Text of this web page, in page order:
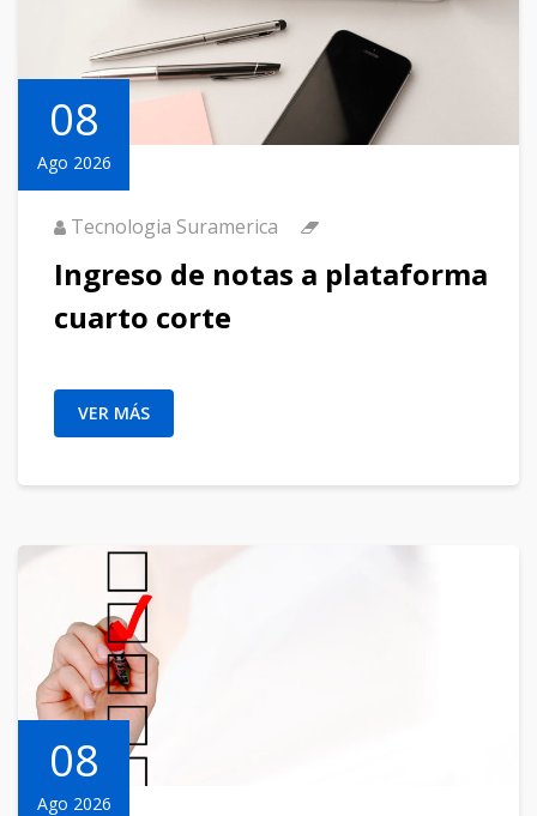
08
Ago 2026
Tecnologia Suramerica
Ingreso de notas a plataforma
cuarto corte
VER MÁS
08
Ago 2026